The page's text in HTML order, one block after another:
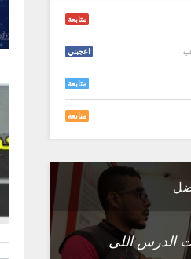
متابعة
اعجبني
متابعة
متابعة
الدرس اللى